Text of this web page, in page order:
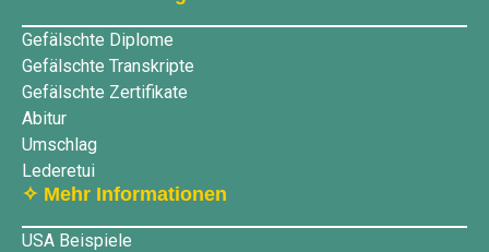
Gefälschte Diplome
Gefälschte Transkripte
Gefälschte Zertifikate
Abitur
Umschlag
Lederetui
✧ Mehr Informationen
USA Beispiele